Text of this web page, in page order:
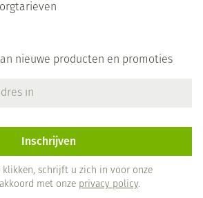
nieuwe producten en promoties
Inschrijven
schrijft u zich in voor onze
met onze privacy policy.